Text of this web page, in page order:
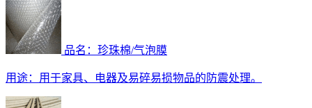
品名：珍珠棉/气泡膜
用途： 用于家具、电器及易碎易损物品的防震处理。